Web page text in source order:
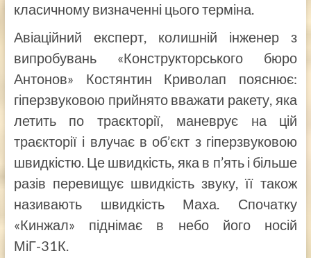
класичному визначенні цього терміна.
Авіаційний експерт, колишній інженер з
випробувань «Конструкторського бюро
Антонов» Костянтин Криволап пояснює:
гіперзвуковою прийнято вважати ракету, яка
летить по траєкторії, маневрує на цій
траєкторії і влучає в об’єкт з гіперзвуковою
швидкістю. Це швидкість, яка в п’ять і більше
разів перевищує швидкість звуку, її також
називають швидкість Маха. Спочатку
«Кинжал» піднімає в небо його носій
МіГ-31К.